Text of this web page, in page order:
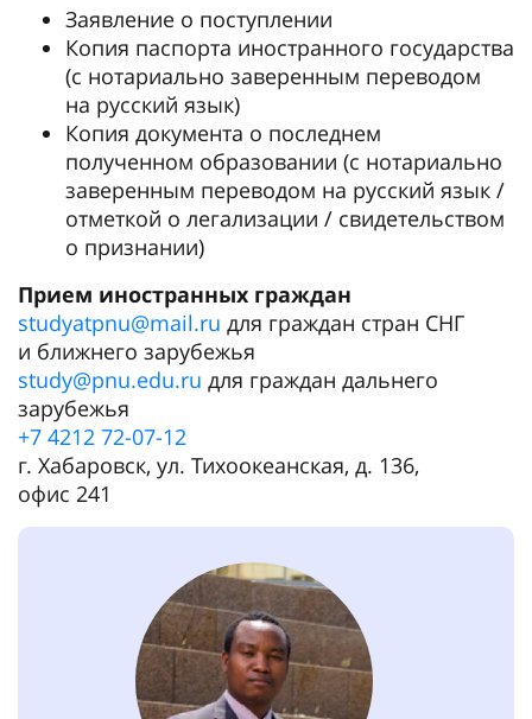
Заявление о поступлении
Копия паспорта иностранного государства
(с нотариально заверенным переводом
на русский язык)
Копия документа о последнем
полученном образовании (с нотариально
заверенным переводом на русский язык /
отметкой о легализации / свидетельством
о признании)
Прием иностранных граждан
studyatpnu@mail.ru для граждан стран СНГ
и ближнего зарубежья
study@pnu.edu.ru для граждан дальнего
зарубежья
+7 4212 72-07-12
г. Хабаровск, ул. Тихоокеанская, д. 136,
офис 241